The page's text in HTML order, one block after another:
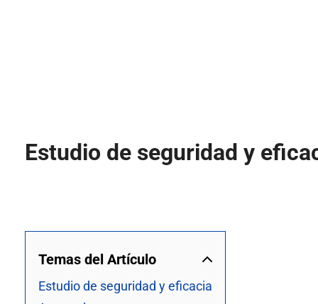
Estudio de seguridad y
Temas del Artículo
Estudio de seguridad y eficacia